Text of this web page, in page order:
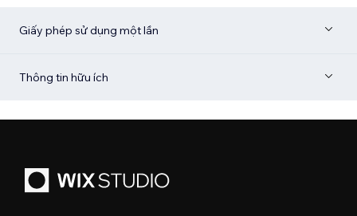
Giấy phép sử dụng một lần
Thông tin hữu ích